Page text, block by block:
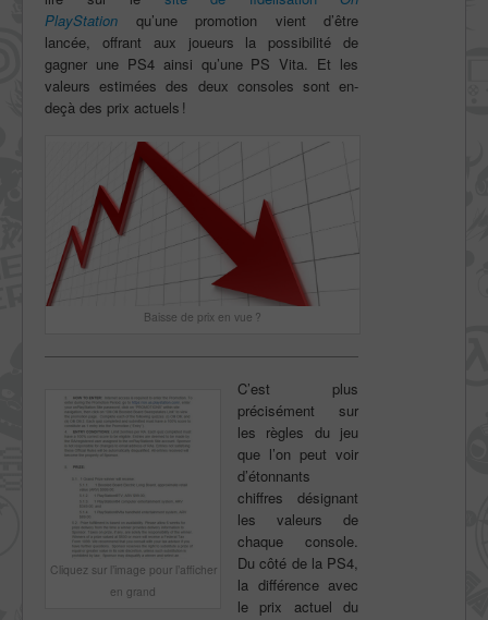
PlayStation qu’une promotion vient d’être
lancée, offrant aux joueurs la possibilité de
gagner une PS4 ainsi qu’une PS Vita. Et les
valeurs estimées des deux consoles sont en-
deçà des prix actuels !
Baisse de prix en vue ?
Cliquez sur l’image pour l’afficher
en grand
C’est plus
précisément sur
les règles du jeu
que l’on peut voir
d’étonnants
chiffres désignant
les valeurs de
chaque console.
Du côté de la PS4,
la différence avec
le prix actuel du